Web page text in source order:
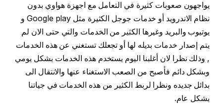
يواجهون صعوبات كثيرة في التعامل مع اجهزة هواوي بدون
نظام الاندرويد أو خدمات جوجل الكثيرة مثل Google play و
يوتيوب والبريد وغيرها الكثير من الخدمات والتي حتى الان لم
يتم إصدار خدمات بديله لها أو تجعلك تستغني عن هذه الخدمات
, وذلك نظرا لان أغلبنا اليوم يستخدم هذه الخدمات بشكل يومي
وبشكل دائم فأصبح من الصعب الاستغناء عنها والانتقال الى
بدائل جديده ونظرا لربط الكثير من هذه الخدمات في جياتنا
بشكل عام.